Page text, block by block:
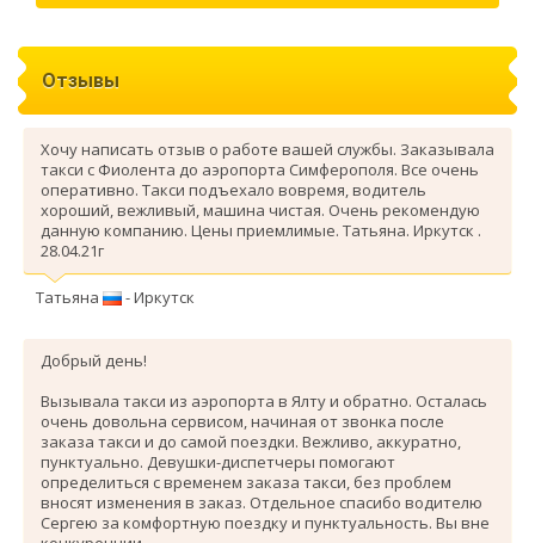
Отзывы
Хочу написать отзыв о работе вашей службы. Заказывала
такси с Фиолента до аэропорта Симферополя. Все очень
оперативно. Такси подъехало вовремя, водитель
хороший, вежливый, машина чистая. Очень рекомендую
данную компанию. Цены приемлимые. Татьяна. Иркутск .
28.04.21г
Татьяна - Иркутск
Добрый день!
Вызывала такси из аэропорта в Ялту и обратно. Осталась
очень довольна сервисом, начиная от звонка после
заказа такси и до самой поездки. Вежливо, аккуратно,
пунктуально. Девушки-диспетчеры помогают
определиться с временем заказа такси, без проблем
вносят изменения в заказ. Отдельное спасибо водителю
Сергею за комфортную поездку и пунктуальность. Вы вне